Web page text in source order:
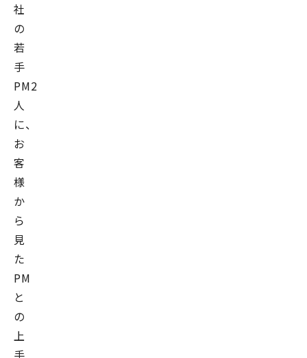
社
の
若
手
PM2
人
に、
お
客
様
か
ら
見
た
PM
と
の
上